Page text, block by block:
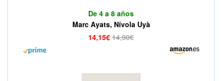
De 4 a 8 años
Marc Ayats, Nívola Uyà
14,15€ 14,90€